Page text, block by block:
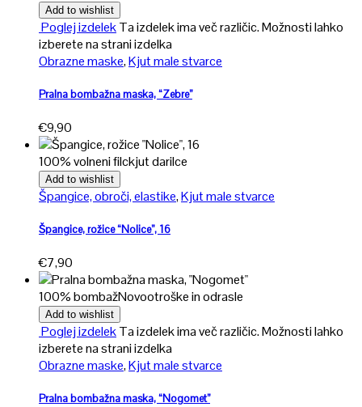
Add to wishlist
Poglej izdelekTa izdelek ima več različic. Možnosti lahko
izberete na strani izdelka
Obrazne maske,Kjut male stvarce
Pralna bombažna maska, “Zebre”
€9,90
100% volneni filckjut darilce
Add to wishlist
Špangice, obroči, elastike,Kjut male stvarce
Špangice, rožice “Nolice”, 16
€7,90
100% bombažNovootroške in odrasle
Add to wishlist
Poglej izdelekTa izdelek ima več različic. Možnosti lahko
izberete na strani izdelka
Obrazne maske,Kjut male stvarce
Pralna bombažna maska, “Nogomet”